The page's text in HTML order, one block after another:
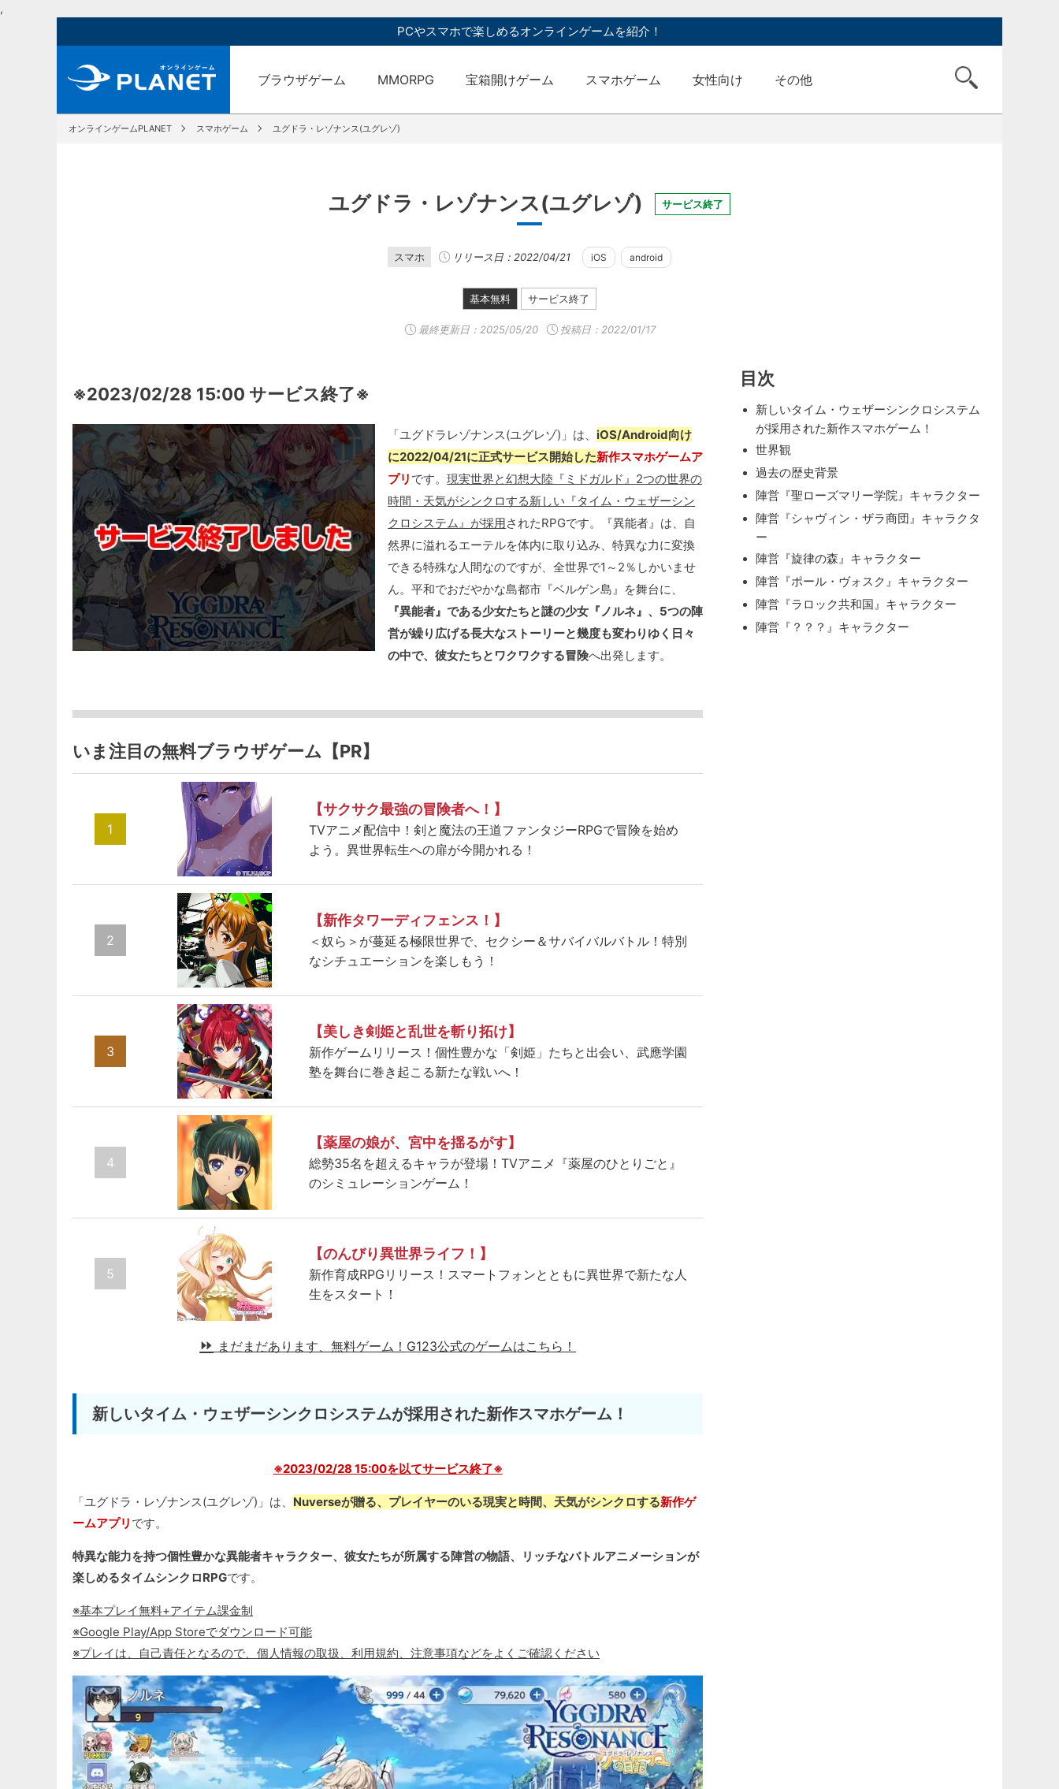
,
PCやスマホで楽しめるオンラインゲームを紹介！
ブラウザゲーム MMORPG 宝箱開けゲーム スマホゲーム 女性向け その他
オンラインゲームPLANET スマホゲーム ユグドラ・レゾナンス(ユグレゾ)
ユグドラ・レゾナンス(ユグレゾ) サービス終了
スマホ リリース日：2022/04/21 iOS android
基本無料 サービス終了
最終更新日： 2025/05/20 投稿日：2022/01/17
※2023/02/28 15:00 サービス終了※
「ユグドラレゾナンス(ユグレゾ)」は、 iOS/Android向け
に2022/04/21に正式サービス開始した新作スマホゲームア
プリ です。現実世界と幻想大陸『ミドガルド』2つの世界の
時間・天気がシンクロする新しい『タイム・ウェザーシン
クロシステム』が採用されたRPGです。『異能者』は、自
然界に溢れるエーテルを体内に取り込み、特異な力に変換
できる特殊な人間なのですが、全世界で1～2％しかいませ
ん。平和でおだやかな島都市『ベルゲン島』を舞台に、
『異能者』である少女たちと謎の少女『ノルネ』、5つの陣
営が繰り広げる長大なストーリーと幾度も変わりゆく日々
の中で、彼女たちとワクワクする冒険へ出発します。
いま注目の無料ブラウザゲーム【PR】
1
【サクサク最強の冒険者へ！】
TVアニメ配信中！剣と魔法の王道ファンタジーRPGで冒険を始め
よう。異世界転生への扉が今開かれる！
2
【新作タワーディフェンス！】
＜奴ら＞が蔓延る極限世界で、セクシー＆サバイバルバトル！特別
なシチュエーションを楽しもう！
3
【美しき剣姫と乱世を斬り拓け】
新作ゲームリリース！個性豊かな「剣姫」たちと出会い、武應学園
塾を舞台に巻き起こる新たな戦いへ！
4
【薬屋の娘が、宮中を揺るがす】
総勢35名を超えるキャラが登場！TVアニメ『薬屋のひとりごと』
のシミュレーションゲーム！
5
【のんびり異世界ライフ！】
新作育成RPGリリース！スマートフォンとともに異世界で新たな人
生をスタート！
まだまだあります、無料ゲーム！ G123公式のゲームはこちら！
新しいタイム・ウェザーシンクロシステムが採用された新作スマホゲーム！
※2023/02/28 15:00を以てサービス終了※
「ユグドラ・レゾナンス(ユグレゾ)」は、 Nuverseが贈る、プレイヤーのいる現実と時間、天気がシンクロする新作ゲ
ームアプリ です。
特異な能力を持つ個性豊かな異能者キャラクター、彼女たちが所属する陣営の物語、リッチなバトルアニメーションが
楽しめるタイムシンクロRPGです。
※基本プレイ無料+アイテム課金制
※Google Play/App Storeでダウンロード可能
※プレイは、自己責任となるので、個人情報の取扱、利用規約、注意事項などをよくご確認ください
目次
新しいタイム・ウェザーシンクロシステム
が採用された新作スマホゲーム！
世界観
過去の歴史背景
陣営『聖ローズマリー学院』キャラクター
陣営『シャヴィン・ザラ商団』キャラクタ
ー
陣営『旋律の森』キャラクター
陣営『ポール・ヴォスク』キャラクター
陣営『ラロック共和国』キャラクター
陣営『？？？』キャラクター